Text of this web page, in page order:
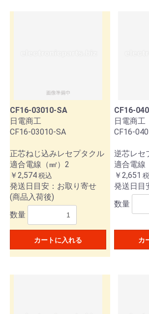
CF16-03010-SA
日電商工
CF16-03010-SA
正芯ねじ込みレセプタクル
適合電線（㎟）2
￥2,574税込
発送日目安：お取り寄せ
(商品入荷後)
数量
カートに入れる
CF16-
日電商工
CF16-
逆芯レセ
適合電線
￥2,651
発送日目
数量
カ